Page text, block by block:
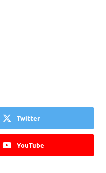
Twitter
YouTube